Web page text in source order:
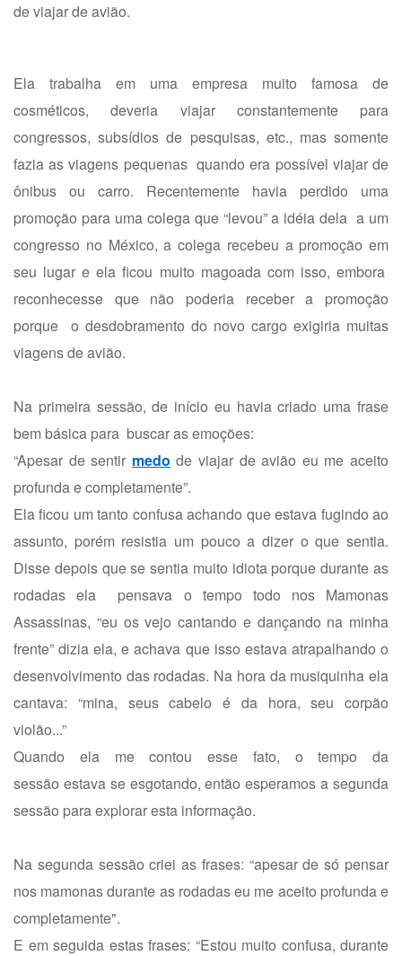
de viajar de avião.
Ela trabalha em uma empresa muito famosa de
cosméticos, deveria viajar constantemente para
congressos, subsídios de pesquisas, etc., mas somente
fazia as viagens pequenas quando era possível viajar de
ônibus ou carro. Recentemente havia perdido uma
promoção para uma colega que “levou” a idéia dela a um
congresso no México, a colega recebeu a promoção em
seu lugar e ela ficou muito magoada com isso, embora
reconhecesse que não poderia receber a promoção
porque o desdobramento do novo cargo exigiria muitas
viagens de avião.
Na primeira sessão, de início eu havia criado uma frase
bem básica para buscar as emoções:
“Apesar de sentir medo de viajar de avião eu me aceito
profunda e completamente”.
Ela ficou um tanto confusa achando que estava fugindo ao
assunto, porém resistia um pouco a dizer o que sentia.
Disse depois que se sentia muito idiota porque durante as
rodadas ela pensava o tempo todo nos Mamonas
Assassinas, “eu os vejo cantando e dançando na minha
frente” dizia ela, e achava que isso estava atrapalhando o
desenvolvimento das rodadas. Na hora da musiquinha ela
cantava: “mina, seus cabelo é da hora, seu corpão
violão...”
Quando ela me contou esse fato, o tempo da
sessão estava se esgotando, então esperamos a segunda
sessão para explorar esta informação.
Na segunda sessão criei as frases: “apesar de só pensar
nos mamonas durante as rodadas eu me aceito profunda e
completamente".
E em seguida estas frases: “Estou muito confusa, durante